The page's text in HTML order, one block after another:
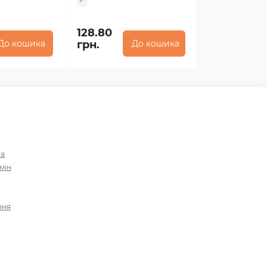
кошика
128.80
грн.
До кошика